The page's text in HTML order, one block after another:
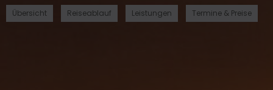
Übersicht Reiseablauf Leistungen Termine & Preise